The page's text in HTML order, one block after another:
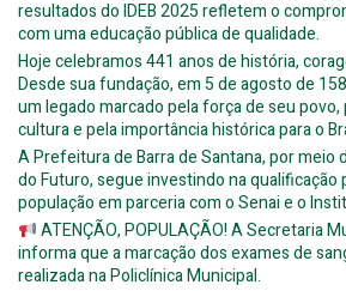
resultados do IDEB 2025 refletem o
com uma educação pública de qualidade.
Hoje celebramos 441 anos de história,
Desde sua fundação, em 5 de agosto de
um legado marcado pela força de seu
cultura e pela importância histórica para o
A Prefeitura de Barra de Santana, por meio
do Futuro, segue investindo na qualificação
população em parceria com o Senai e o
ATENÇÃO, POPULAÇÃO! A Secretaria
informa que a marcação dos exames de
realizada na Policlínica Municipal.